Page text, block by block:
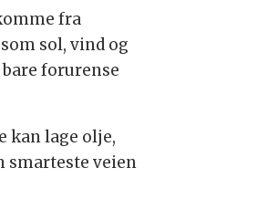
fra
sol, vind og
forurense
kan lage olje,
smarteste veien